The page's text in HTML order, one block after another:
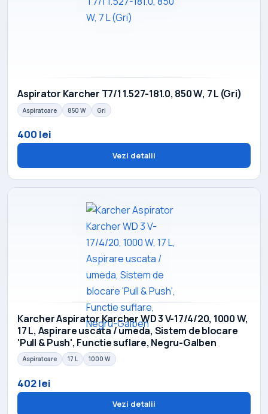
Aspirator Karcher T7/1 1.527-181.0, 850 W, 7 L (Gri)
Aspiratoare 850 W Gri
400 lei
Vezi detalii
Karcher Aspirator Karcher WD 3 V-17/4/20, 1000 W,
17 L, Aspirare uscata / umeda, Sistem de blocare
'Pull & Push', Functie suflare, Negru-Galben
Aspiratoare 17 L 1000 W
402 lei
Vezi detalii